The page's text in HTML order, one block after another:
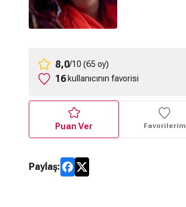
(2010) Türkçe
Altyazılı Fragman
8,0/10 (65 oy)
16 kullanıcının favorisi
Puan Ver Favorilerim
Paylaş: